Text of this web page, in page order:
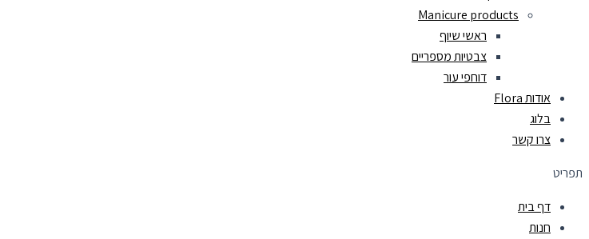
Manicure products
ראשי שיוף
צבטיות מספריים
דוחפי עור
אודות Flora
בלוג
צרו קשר
תפריט
דף בית
חנות